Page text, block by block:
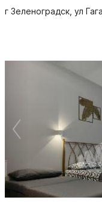
г Зеленоградск, ул
/